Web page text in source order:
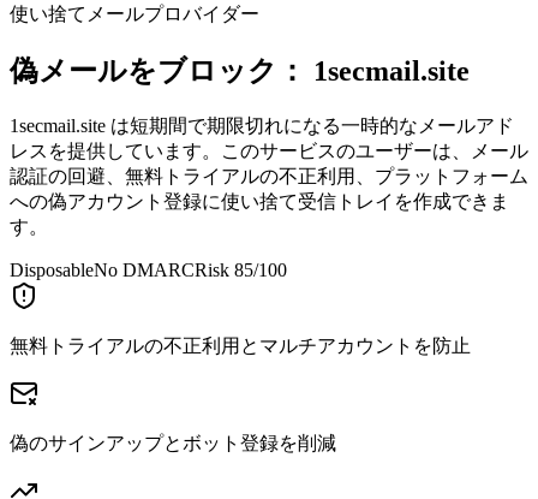
使い捨てメールプロバイダー
偽メールをブロック： 1secmail.site
1secmail.site は短期間で期限切れになる一時的なメールアド
レスを提供しています。このサービスのユーザーは、メール
認証の回避、無料トライアルの不正利用、プラットフォーム
への偽アカウント登録に使い捨て受信トレイを作成できま
す。
DisposableNo DMARCRisk 85/100
無料トライアルの不正利用とマルチアカウントを防止
偽のサインアップとボット登録を削減